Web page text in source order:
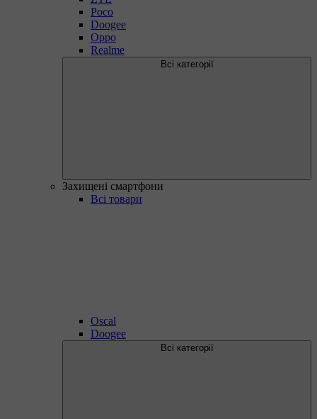
Poco
Doogee
Oppo
Realme
Всі категорії
Захищені смартфони
Всі товари
Oscal
Doogee
Всі категорії